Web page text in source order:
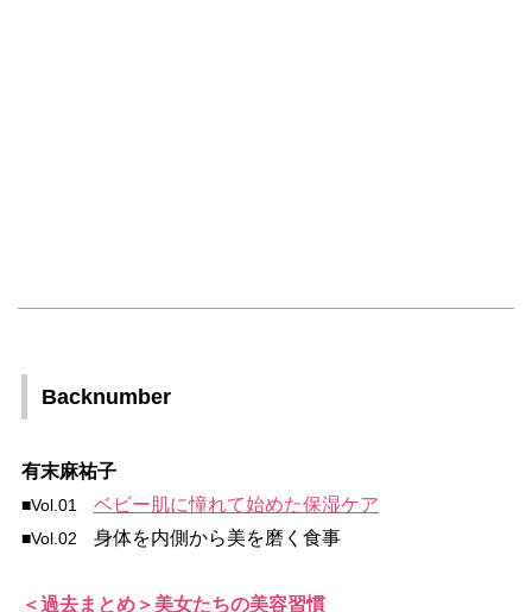
Backnumber
有末麻祐子
■Vol.01 ベビー肌に憧れて始めた保湿ケア
■Vol.02 身体を内側から美を磨く食事
＜過去まとめ＞美女たちの美容習慣